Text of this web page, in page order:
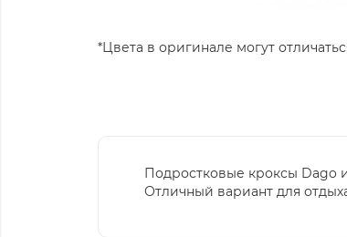
*Цвета в оригинале могут
Подростковые кроксы Dago
Отличный вариант для